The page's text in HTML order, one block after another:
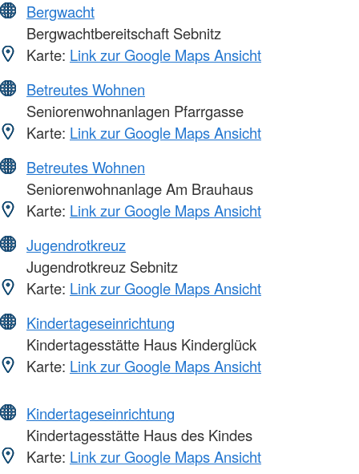
Bergwacht
Bergwachtbereitschaft Sebnitz
Karte: Link zur Google Maps Ansicht
Betreutes Wohnen
Seniorenwohnanlagen Pfarrgasse
Karte: Link zur Google Maps Ansicht
Betreutes Wohnen
Seniorenwohnanlage Am Brauhaus
Karte: Link zur Google Maps Ansicht
Jugendrotkreuz
Jugendrotkreuz Sebnitz
Karte: Link zur Google Maps Ansicht
Kindertageseinrichtung
Kindertagesstätte Haus Kinderglück
Karte: Link zur Google Maps Ansicht
Kindertageseinrichtung
Kindertagesstätte Haus des Kindes
Karte: Link zur Google Maps Ansicht